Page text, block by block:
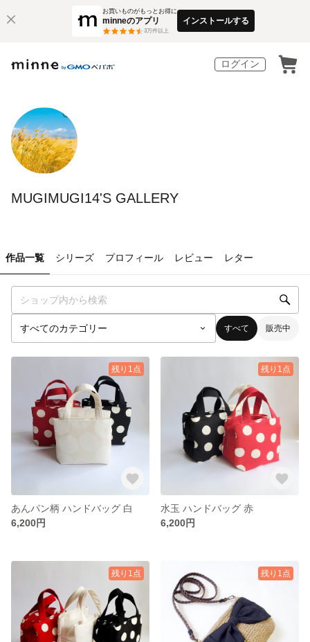
お買いものがもっとお得に
minneのアプリ
3万件以上
インストールする
ログイン
MUGIMUGI14'S GALLERY
作品一覧 シリーズ プロフィール レビュー レター
すべて 販売中
残り1点
あんパン柄 ハンドバッグ 白
6,200円
残り1点
水玉 ハンドバッグ 赤
6,200円
残り1点 残り1点